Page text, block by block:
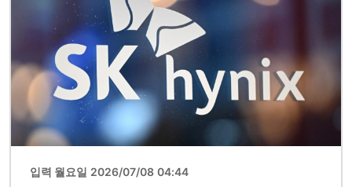
입력 월요일 2026/07/08 04:44